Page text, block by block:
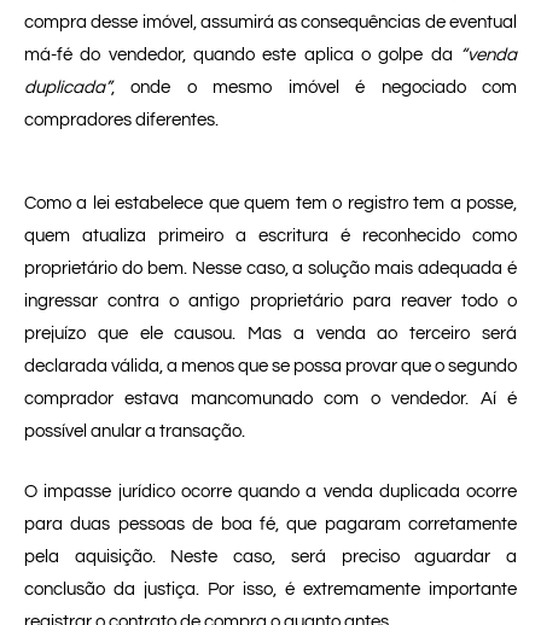
compra desse imóvel, assumirá as consequências de eventual
má-fé do vendedor, quando este aplica o golpe da “venda
duplicada”, onde o mesmo imóvel é negociado com
compradores diferentes.
Como a lei estabelece que quem tem o registro tem a posse,
quem atualiza primeiro a escritura é reconhecido como
proprietário do bem. Nesse caso, a solução mais adequada é
ingressar contra o antigo proprietário para reaver todo o
prejuízo que ele causou. Mas a venda ao terceiro será
declarada válida, a menos que se possa provar que o segundo
comprador estava mancomunado com o vendedor. Aí é
possível anular a transação.
O impasse jurídico ocorre quando a venda duplicada ocorre
para duas pessoas de boa fé, que pagaram corretamente
pela aquisição. Neste caso, será preciso aguardar a
conclusão da justiça. Por isso, é extremamente importante